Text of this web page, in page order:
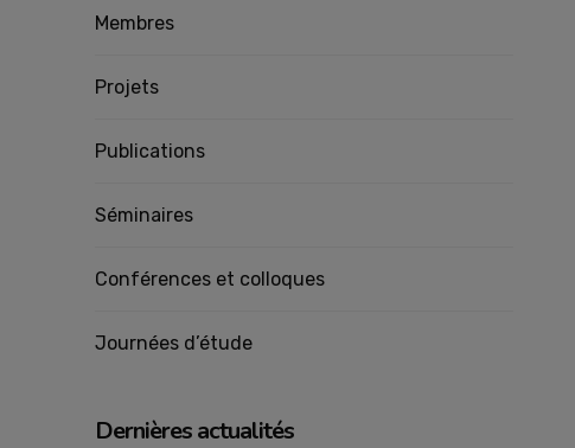
Membres
Projets
Publications
Séminaires
Conférences et colloques
Journées d’étude
Dernières actualités